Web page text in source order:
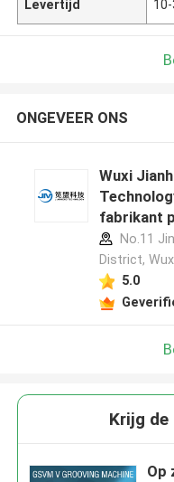
Levertijd
ONGEVEER ONS
Wuxi
fabrikant
No.11
District,
5.0
Krijg
Op